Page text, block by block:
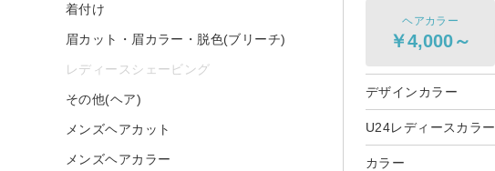
ヘアカラー
￥4,000～
デザインカラー
U24レディースカラー
カラー
着付け
眉カット・眉カラー・脱色(ブリーチ)
レディースシェービング
その他(ヘア)
メンズヘアカット
メンズヘアカラー